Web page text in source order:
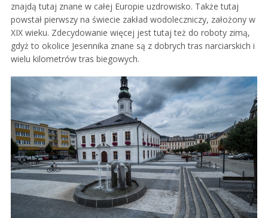
znajdą tutaj znane w całej Europie uzdrowisko. Także tutaj
powstał pierwszy na świecie zakład wodoleczniczy, założony w
XIX wieku. Zdecydowanie więcej jest tutaj też do roboty zimą,
gdyż to okolice Jesennika znane są z dobrych tras narciarskich i
wielu kilometrów tras biegowych.